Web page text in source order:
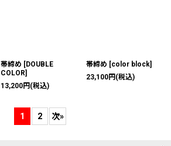
帯締め [DOUBLE
COLOR]
13,200円 (税込)
帯締め [color block]
23,100円 (税込)
1 2 次»